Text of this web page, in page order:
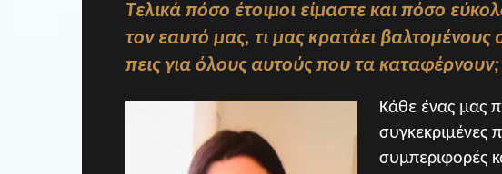
Τελικά πόσο έτοιμοι είμαστε και πόσο
τον εαυτό μας, τι μας κρατάει βαλτομένους
πεις για όλους αυτούς που τα καταφέρνουν;
Κάθε ένας μας
συγκεκριμένες
συμπεριφορές